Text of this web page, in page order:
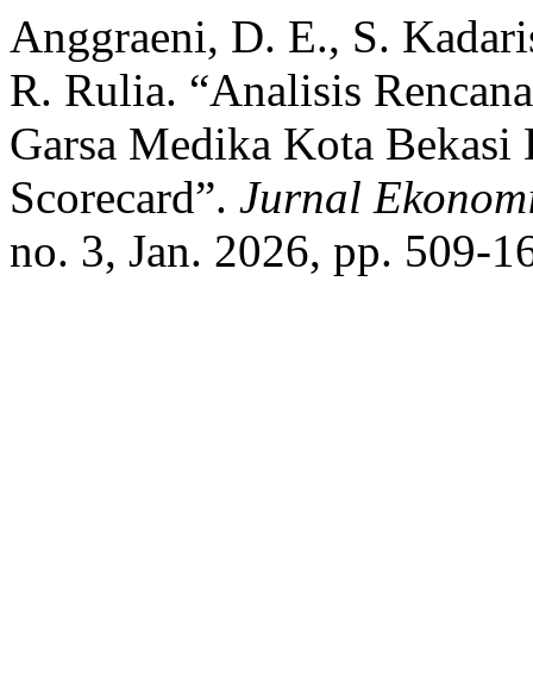
Anggraeni, D. E., S.
R. Rulia. “Analisis
Garsa Medika Kota Bekasi
Scorecard”. Jurnal
no. 3, Jan. 2026, pp. 509-